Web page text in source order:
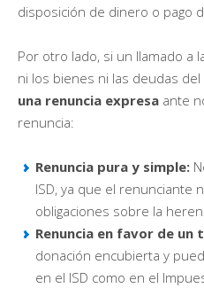
disposición de dinero o pago
Por otro lado, si un llamado a
ni los bienes ni las deudas
una renuncia expresa ante
renuncia:
Renuncia pura y simple:
ISD, ya que el renunciante
obligaciones sobre la
Renuncia en favor de un
donación encubierta y
en el ISD como en el